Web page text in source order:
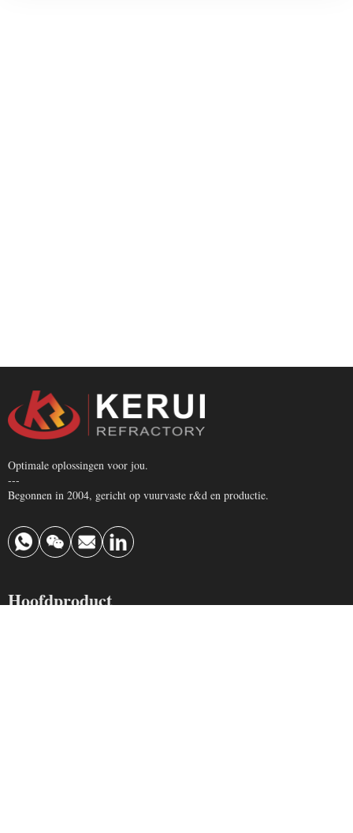
Optimale oplossingen voor jou.
---
Begonnen in 2004, gericht op vuurvaste r&d en productie.
Hoofdproduct